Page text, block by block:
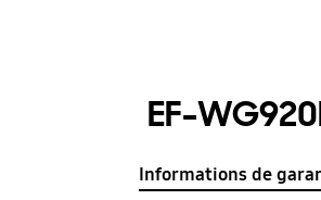
EF-
Informations de